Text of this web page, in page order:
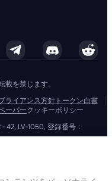
を禁じます。
ライアンス方針 トークン白書
ーパークッキーポリシー
42, LV-1050, 登録番号：
Tortola, British Virgin